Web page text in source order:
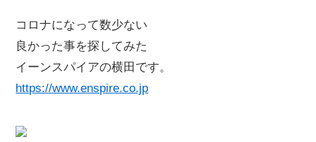
コロナになって数少ない
良かった事を探してみた
イーンスパイアの横田です。
https://www.enspire.co.jp